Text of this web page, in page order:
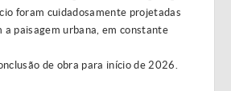
foram cuidadosamente projetadas
a paisagem urbana, em constante
de obra para início de 2026.